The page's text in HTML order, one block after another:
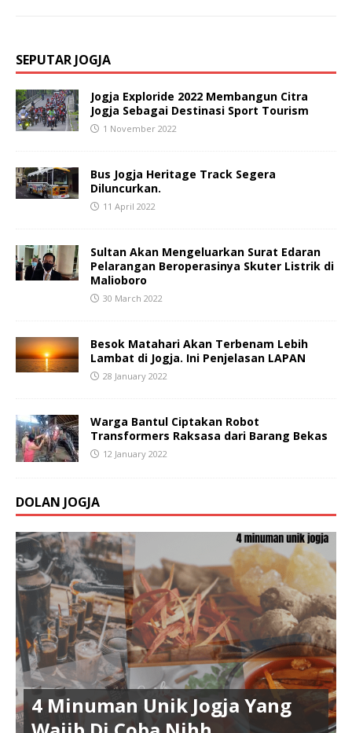
SEPUTAR JOGJA
Jogja Exploride 2022 Membangun Citra
Jogja Sebagai Destinasi Sport Tourism
1 November 2022
Bus Jogja Heritage Track Segera
Diluncurkan.
11 April 2022
Sultan Akan Mengeluarkan Surat Edaran
Pelarangan Beroperasinya Skuter Listrik di
Malioboro
30 March 2022
Besok Matahari Akan Terbenam Lebih
Lambat di Jogja. Ini Penjelasan LAPAN
28 January 2022
Warga Bantul Ciptakan Robot
Transformers Raksasa dari Barang Bekas
12 January 2022
DOLAN JOGJA
4 Minuman Unik Jogja Yang